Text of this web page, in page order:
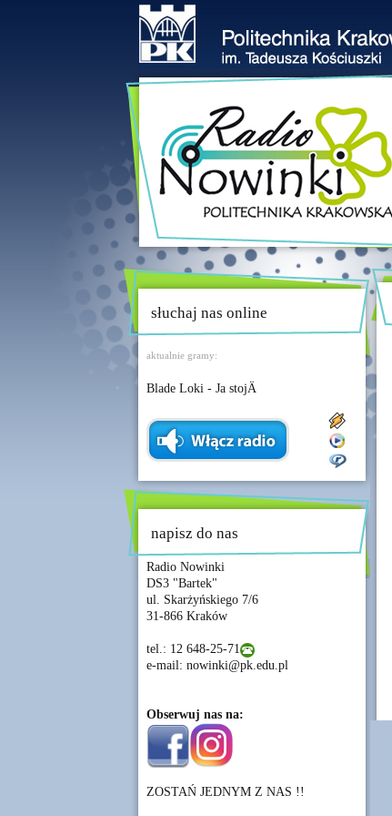
słuchaj nas online
aktualnie gramy:
Blade Loki - Ja stojÄ
napisz do nas
Radio Nowinki
DS3 "Bartek"
ul. Skarżyńskiego 7/6
31-866 Kraków
tel.: 12 648-25-71
e-mail: nowinki@pk.edu.pl
Obserwuj nas na:
ZOSTAŃ JEDNYM Z NAS !!